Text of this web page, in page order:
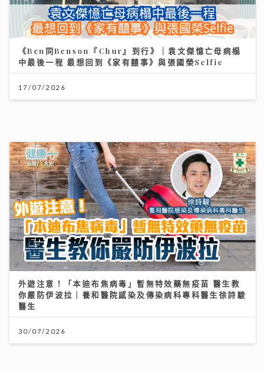
30/07/2026
古淖文率多位歌手黃埔天地美食坊演出 女團成員分享睇
波心得同場展現球技
19/07/2026